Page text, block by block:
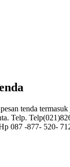
tenda termasuk
Telp.
087 -877- 520-